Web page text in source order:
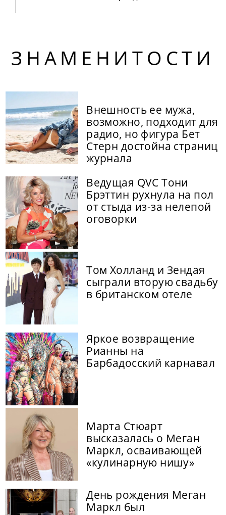
ЗНАМЕНИТОСТИ
Внешность ее мужа,
возможно, подходит для
радио, но фигура Бет
Стерн достойна страниц
журнала
Ведущая QVC Тони
Брэттин рухнула на пол
от стыда из-за нелепой
оговорки
Том Холланд и Зендая
сыграли вторую свадьбу
в британском отеле
Яркое возвращение
Рианны на
Барбадосский карнавал
Марта Стюарт
высказалась о Меган
Маркл, осваивающей
«кулинарную нишу»
День рождения Меган
Маркл был